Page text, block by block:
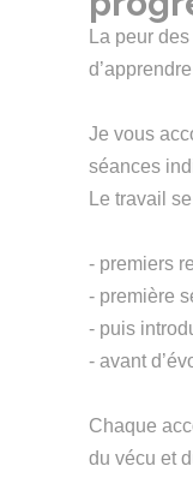
La peur
Je vous
séances
Le travail
- premiers
- première
- puis
- avant
Chaque
du vécu et